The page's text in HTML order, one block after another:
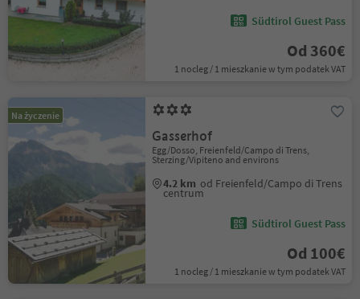
Südtirol Guest Pass
Od 360€
1 nocleg / 1 mieszkanie w tym podatek VAT
Na życzenie
Gasserhof
Egg/Dosso, Freienfeld/Campo di Trens,
Sterzing/Vipiteno and environs
4.2 km od Freienfeld/Campo di Trens
centrum
Südtirol Guest Pass
Od 100€
1 nocleg / 1 mieszkanie w tym podatek VAT